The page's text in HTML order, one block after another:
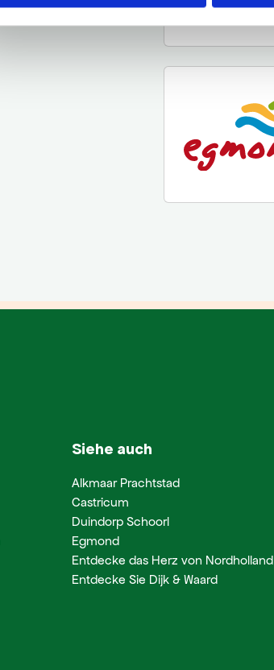
Siehe auch
Alkmaar Prachtstad
Castricum
Duindorp Schoorl
Egmond
Entdecke das Herz von Nordholland
Entdecke Sie Dijk & Waard